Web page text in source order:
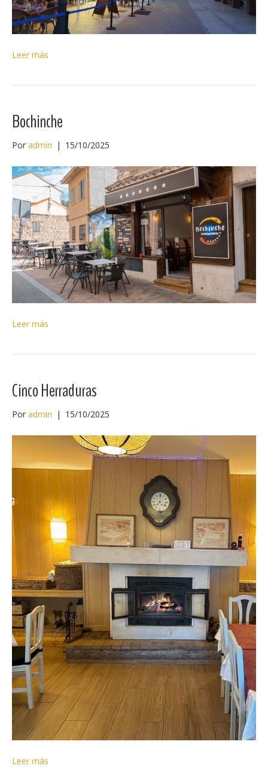
Leer más
Bochinche
Por admin | 15/10/2025
Leer más
Cinco Herraduras
Por admin | 15/10/2025
Leer más